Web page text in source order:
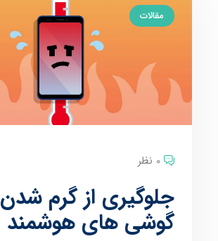
مقالات
0 نظر
جلوگیری از گرم شدن
گوشی های هوشمند